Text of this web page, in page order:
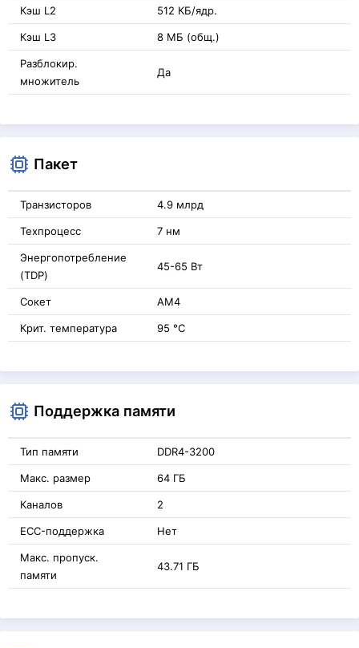
Кэш L2 512 КБ/ядр.
Кэш L3 8 МБ (общ.)
Разблокир.
множитель
Да
Пакет
Транзисторов 4.9 млрд
Техпроцесс 7 нм
Энергопотребление
(TDP)
45-65 Вт
Сокет AM4
Крит. температура 95 °C
Поддержка памяти
Тип памяти DDR4-3200
Макс. размер 64 ГБ
Каналов 2
ECC-поддержка Нет
Макс. пропуск.
памяти
43.71 ГБ